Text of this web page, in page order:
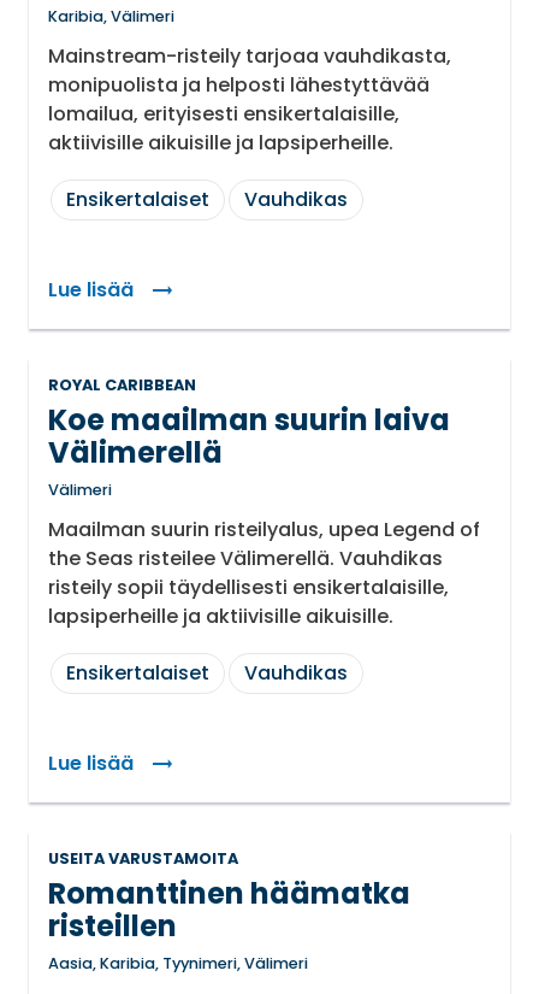
Karibia, Välimeri
Mainstream-risteily tarjoaa vauhdikasta,
monipuolista ja helposti lähestyttävää
lomailua, erityisesti ensikertalaisille,
aktiivisille aikuisille ja lapsiperheille.
Ensikertalaiset Vauhdikas
Lue lisää
ROYAL CARIBBEAN
Koe maailman suurin laiva
Välimerellä
Välimeri
Maailman suurin risteilyalus, upea Legend of
the Seas risteilee Välimerellä. Vauhdikas
risteily sopii täydellisesti ensikertalaisille,
lapsiperheille ja aktiivisille aikuisille.
Ensikertalaiset Vauhdikas
Lue lisää
USEITA VARUSTAMOITA
Romanttinen häämatka
risteillen
Aasia, Karibia, Tyynimeri, Välimeri